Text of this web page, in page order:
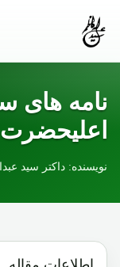
نامه های
نویسنده: داکتر سید عبدالله